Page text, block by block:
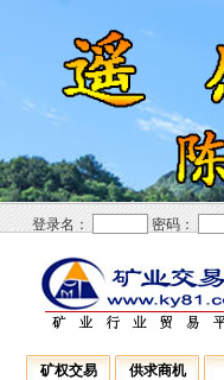
登录名： 密码：
矿权交易 供求商机